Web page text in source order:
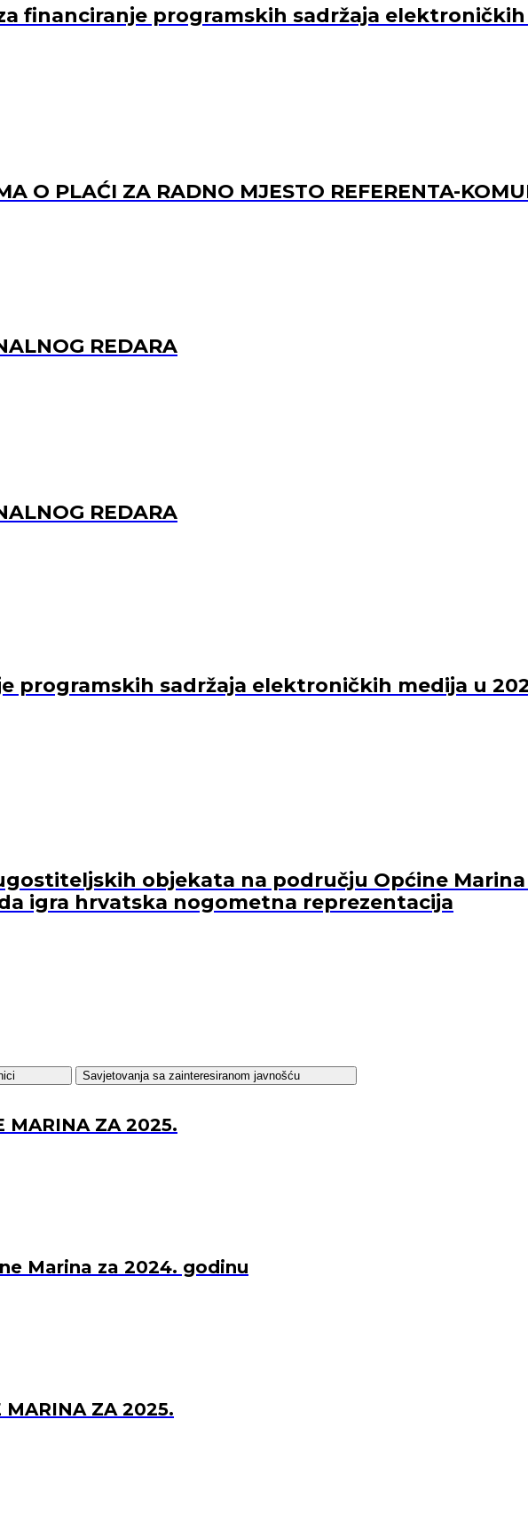
financiranje programskih sadržaja
O PLAĆI ZA RADNO MJESTO REFERENTA-
REDARA
REDARA
programskih sadržaja elektroničkih medija u
objekata na području Općine Marina
igra hrvatska nogometna reprezentacija
Savjetovanja sa zainteresiranom javnošću
MARINA ZA 2025.
Marina za 2024. godinu
MARINA ZA 2025.